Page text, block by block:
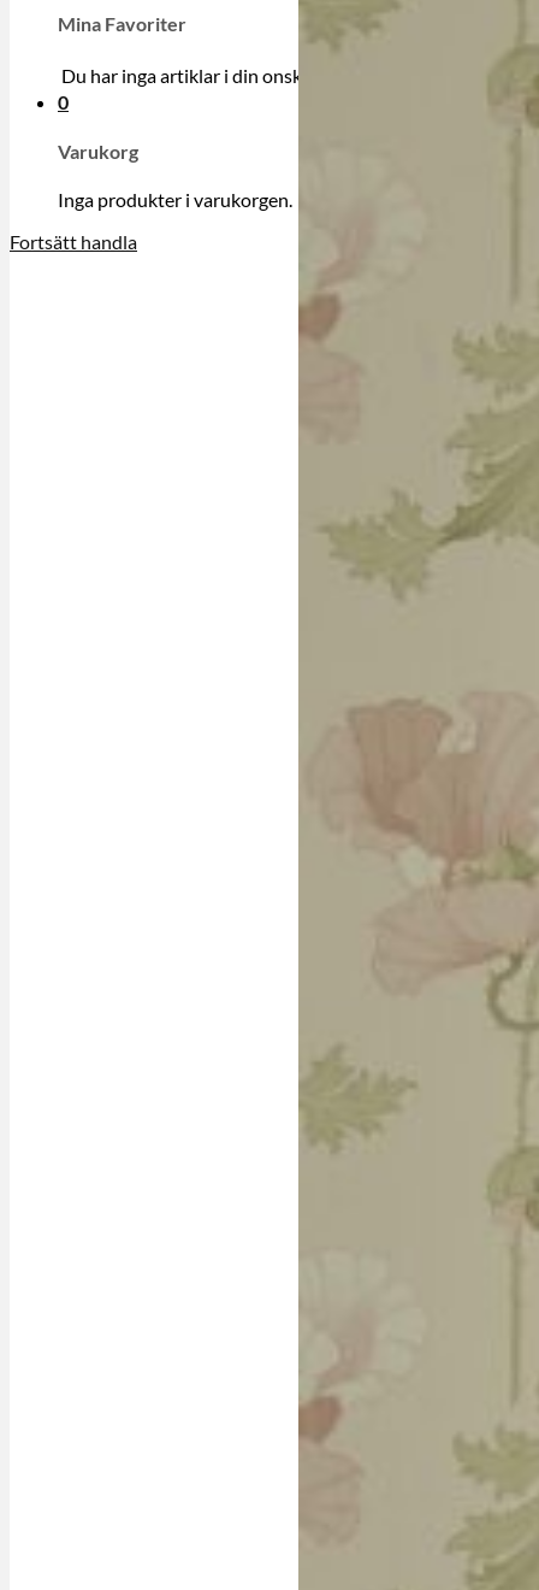
Mina Favoriter
Du har inga artiklar i din onskelista.
0
Varukorg
Inga produkter i varukorgen.
Fortsätt handla